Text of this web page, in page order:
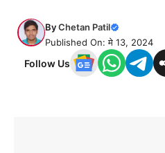
ByChetan Patil
Published On: मे 13, 2024
Follow Us